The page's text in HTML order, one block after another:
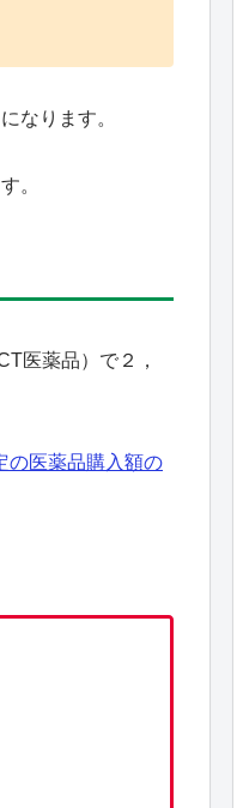
なります。
。
医薬品）で２，
の医薬品購入額の